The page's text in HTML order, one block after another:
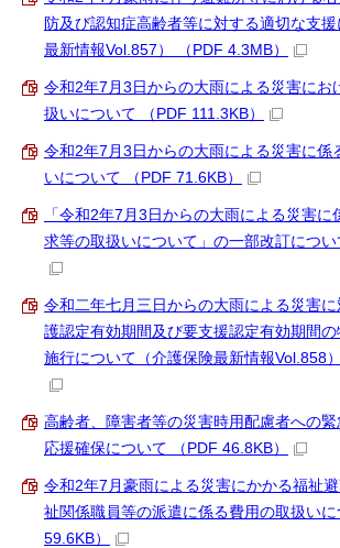
防及び認知症高齢者等に対する適切な支
最新情報Vol.857） （PDF 4.3MB）
令和2年7月3日からの大雨による災害にお
扱いについて （PDF 111.3KB）
令和2年7月3日からの大雨による災害に係
いについて （PDF 71.6KB）
「令和2年7月3日からの大雨による災害
求等の取扱いについて」の一部改訂につい
令和二年七月三日からの大雨による災害
護認定有効期間及び要支援認定有効期間
施行について（介護保険最新情報Vol.858
高齢者、障害者等の災害時用配慮者への
応援確保について （PDF 46.8KB）
令和2年7月豪雨による災害にかかる福祉
祉関係職員等の派遣に係る費用の取扱い
59.6KB）